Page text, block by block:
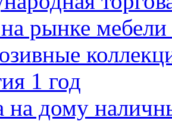
рынке
1 год
на дому